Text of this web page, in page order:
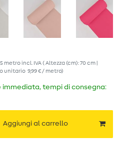
metroincl. IVA( Altezza (cm): 70 cm |
unitario 9,99 € / metro)
immediata, tempi di consegna:
Aggiungi al carrello